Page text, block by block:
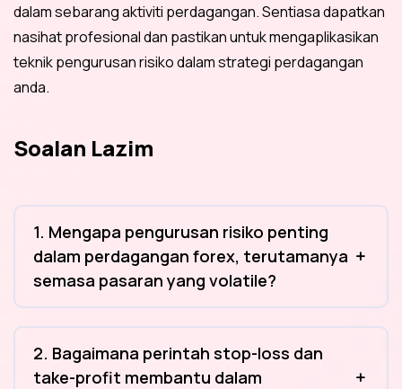
dalam sebarang aktiviti perdagangan. Sentiasa dapatkan
nasihat profesional dan pastikan untuk mengaplikasikan
teknik pengurusan risiko dalam strategi perdagangan
anda.
Soalan Lazim
1. Mengapa pengurusan risiko penting
dalam perdagangan forex, terutamanya
semasa pasaran yang volatile?
2. Bagaimana perintah stop-loss dan
take-profit membantu dalam